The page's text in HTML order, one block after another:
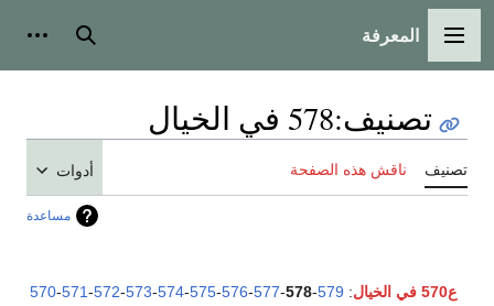
القائمة الرئيسية
المعرفة بحث
تصنيف:578 في الخيال
تصنيف ناقش هذه الصفحة أدوات
مساعدة
ع570 في الخيال :
570-571-572-573-574-575-576-577-578-579